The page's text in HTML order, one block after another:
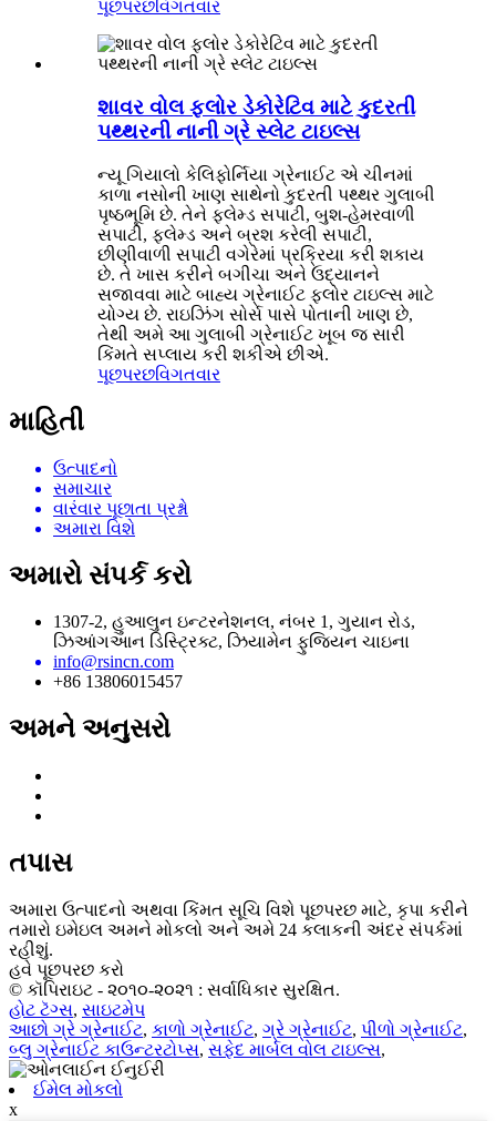
પૂછપરછવિગતવાર
શાવર વોલ ફ્લોર ડેકોરેટિવ માટે કુદરતી
પથ્થરની નાની ગ્રે સ્લેટ ટાઇલ્સ
ન્યૂ ગિયાલો કેલિફોર્નિયા ગ્રેનાઈટ એ ચીનમાં
કાળા નસોની ખાણ સાથેનો કુદરતી પથ્થર ગુલાબી
પૃષ્ઠભૂમિ છે. તેને ફ્લેમ્ડ સપાટી, બુશ-હેમરવાળી
સપાટી, ફ્લેમ્ડ અને બ્રશ કરેલી સપાટી,
છીણીવાળી સપાટી વગેરેમાં પ્રક્રિયા કરી શકાય
છે. તે ખાસ કરીને બગીચા અને ઉદ્યાનને
સજાવવા માટે બાહ્ય ગ્રેનાઈટ ફ્લોર ટાઇલ્સ માટે
યોગ્ય છે. રાઇઝિંગ સોર્સ પાસે પોતાની ખાણ છે,
તેથી અમે આ ગુલાબી ગ્રેનાઈટ ખૂબ જ સારી
કિંમતે સપ્લાય કરી શકીએ છીએ.
પૂછપરછવિગતવાર
માહિતી
ઉત્પાદનો
સમાચાર
વારંવાર પૂછાતા પ્રશ્નો
અમારા વિશે
અમારો સંપર્ક કરો
1307-2, હુઆલુન ઇન્ટરનેશનલ, નંબર 1, ગુયાન રોડ,
ઝિઆંગઆન ડિસ્ટ્રિક્ટ, ઝિયામેન ફુજિયન ચાઇના
info@rsincn.com
+86 13806015457
અમને અનુસરો
તપાસ
અમારા ઉત્પાદનો અથવા કિંમત સૂચિ વિશે પૂછપરછ માટે, કૃપા કરીને
તમારો ઇમેઇલ અમને મોકલો અને અમે 24 કલાકની અંદર સંપર્કમાં
રહીશું.
હવે પૂછપરછ કરો
© કૉપિરાઇટ - ૨૦૧૦-૨૦૨૧ : સર્વાધિકાર સુરક્ષિત.
હોટ ટૅગ્સ, સાઇટમેપ
આછો ગ્રે ગ્રેનાઈટ, કાળો ગ્રેનાઈટ, ગ્રે ગ્રેનાઈટ, પીળો ગ્રેનાઈટ,
બ્લુ ગ્રેનાઈટ કાઉન્ટરટોપ્સ, સફેદ માર્બલ વોલ ટાઇલ્સ,
ઈમેલ મોકલો
x